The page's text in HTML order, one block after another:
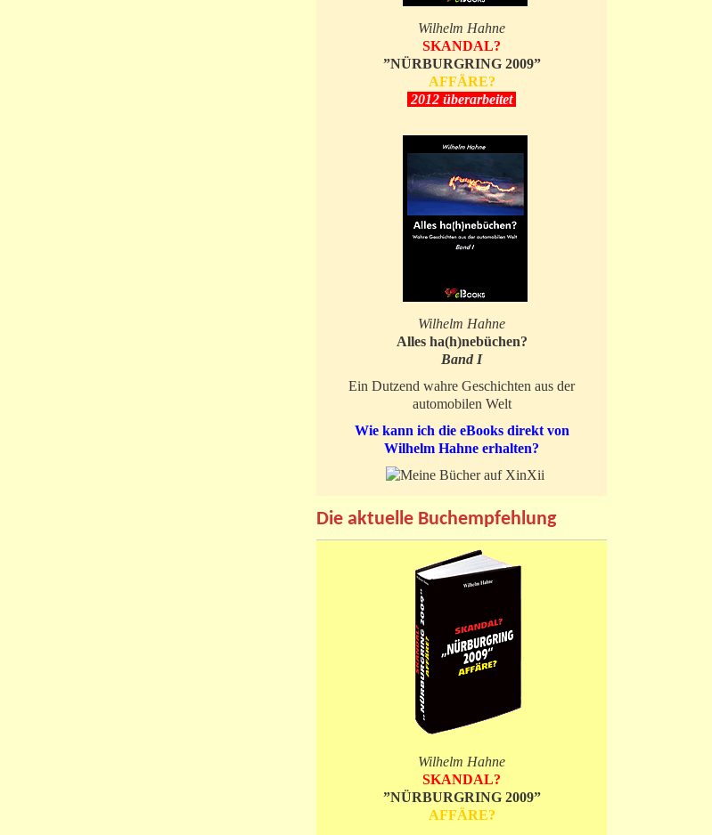
Wilhelm Hahne
SKANDAL?
”NÜRBURGRING 2009”
AFFÄRE?
2012 überarbeitet
Wilhelm Hahne
Alles ha(h)nebüchen?
Band I
Ein Dutzend wahre Geschichten aus der
automobilen Welt
Wie kann ich die eBooks direkt von
Wilhelm Hahne erhalten?
Die aktuelle Buchempfehlung
Wilhelm Hahne
SKANDAL?
”NÜRBURGRING 2009”
AFFÄRE?